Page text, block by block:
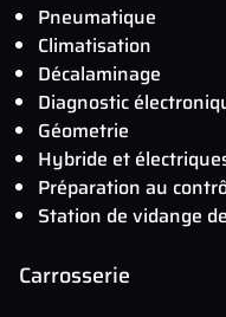
Pneumatique
Climatisation
Décalaminage
Diagnostic
Géometrie
Hybride et
Préparation au
Station de vidange
Carrosserie